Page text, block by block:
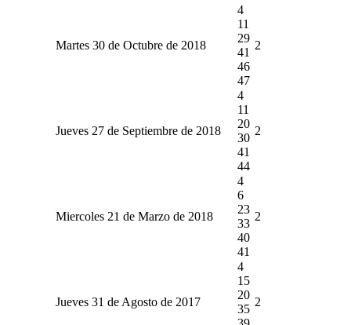
Martes 30 de Octubre de 2018
4
11
29
41
46
47
2
Jueves 27 de Septiembre de 2018
4
11
20
30
41
44
2
Miercoles 21 de Marzo de 2018
4
6
23
33
40
41
2
Jueves 31 de Agosto de 2017
4
15
20
35
2